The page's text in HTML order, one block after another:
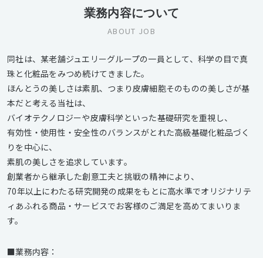
業務内容について
ABOUT JOB
同社は、某老舗ジュエリーグループの一員として、科学の目で真
珠と化粧品をみつめ続けてきました。
ほんとうの美しさは素肌、つまり皮膚細胞そのものの美しさが基
本だと考える当社は、
バイオテクノロジーや皮膚科学といった基礎研究を重視し、
有効性・使用性・安全性のバランスがとれた高級基礎化粧品づく
りを中心に、
素肌の美しさを追求しています。
創業者から継承した創意工夫と挑戦の精神により、
70年以上にわたる研究開発の成果をもとに高水準でオリジナリテ
ィあふれる商品・サービスでお客様のご満足を高めてまいりま
す。
■業務内容：